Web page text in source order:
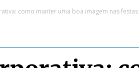
como manter uma boa imagem nas